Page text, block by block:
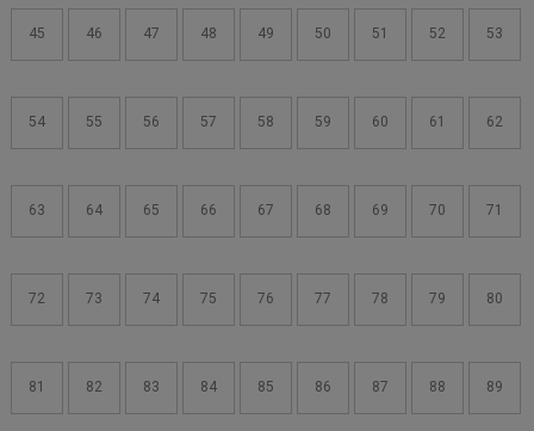
45 46 47 48 49 50 51 52 53
54 55 56 57 58 59 60 61 62
63 64 65 66 67 68 69 70 71
72 73 74 75 76 77 78 79 80
81 82 83 84 85 86 87 88 89